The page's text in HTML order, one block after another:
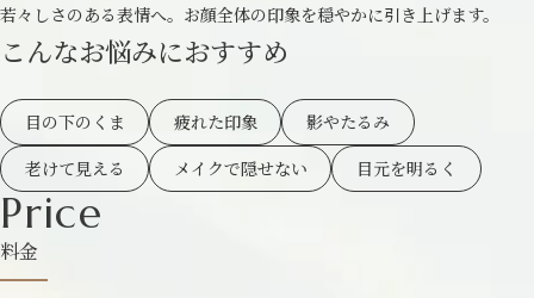
若々しさのある表情へ。お顔全体の印象を穏やかに引き上げます。
こんなお悩みにおすすめ
目の下のくま 疲れた印象
影やたるみ
老けて見える
メイクで隠せない 目元を明るく
Price
料金